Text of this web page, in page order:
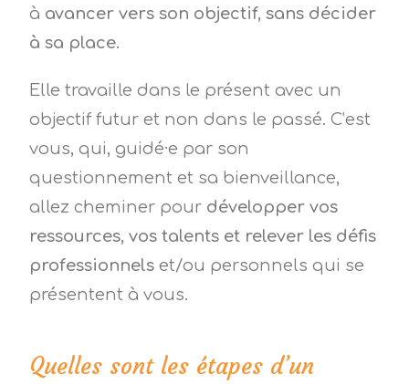
à avancer vers son objectif, sans décider
à sa place.
Elle travaille dans le présent avec un
objectif futur et non dans le passé. C’est
vous, qui, guidé·e par son
questionnement et sa bienveillance,
allez cheminer pour développer vos
ressources, vos talents et relever les défis
professionnels et/ou personnels qui se
présentent à vous.
Quelles sont les étapes d’un